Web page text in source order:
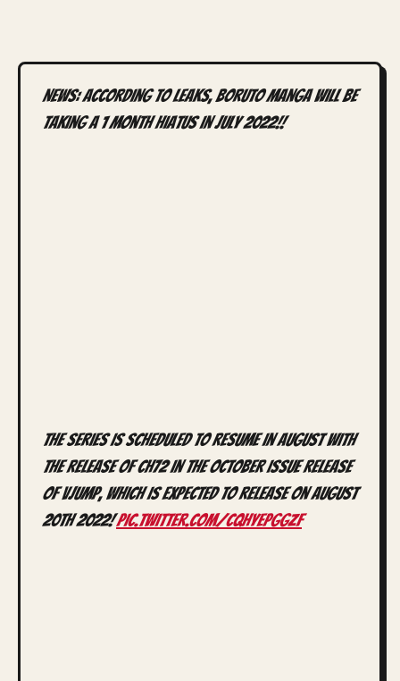
NEWS: According to leaks, Boruto Manga will be
taking a 1 month hiatus in July 2022!!
The series is scheduled to resume in August with
the release of Ch72 in the October issue release
of VJump, which is expected to release on August
20th 2022!pic.twitter.com/cQhYEPgGZF